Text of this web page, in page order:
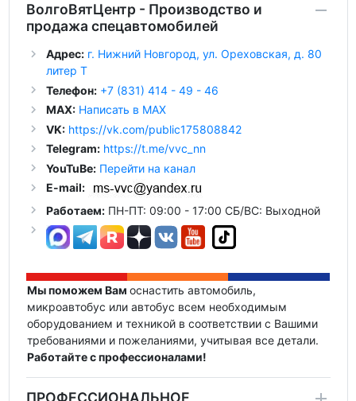
ВолгоВятЦентр - Производство и
продажа спецавтомобилей
Адрес: г. Нижний Новгород, ул. Ореховская, д. 80
литер Т
Телефон:+7 (831) 414 - 49 - 46
MAX: Написать в MAX
VK: https://vk.com/public175808842
Telegram: https://t.me/vvc_nn
YouTuBe: Перейти на канал
E-mail:
Работаем:ПН-ПТ: 09:00 - 17:00 СБ/ВС: Выходной
Мы поможем Вам оснастить автомобиль,
микроавтобус или автобус всем необходимым
оборудованием и техникой в соответствии с Вашими
требованиями и пожеланиями, учитывая все детали.
Работайте с профессионалами!
ПРОФЕССИОНАЛЬНОЕ